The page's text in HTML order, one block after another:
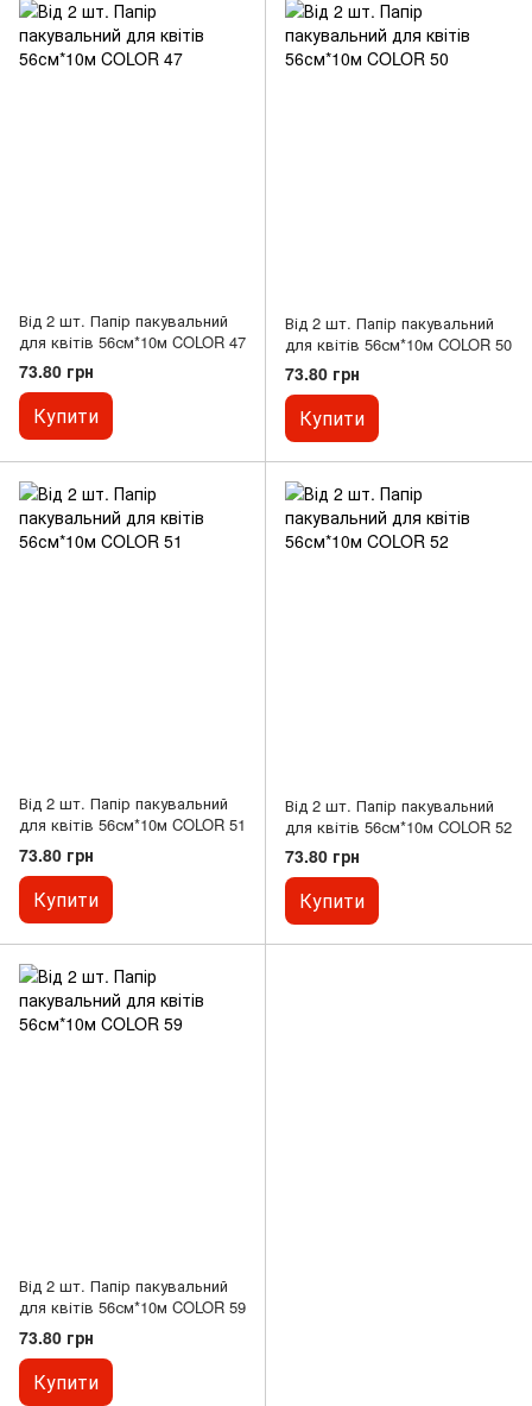
Від 2 шт. Папір пакувальний
для квітів 56см*10м COLOR 47
73.80 грн
Купити
Від 2 шт. Папір пакувальний
для квітів 56см*10м COLOR 50
73.80 грн
Купити
Від 2 шт. Папір пакувальний
для квітів 56см*10м COLOR 51
73.80 грн
Купити
Від 2 шт. Папір пакувальний
для квітів 56см*10м COLOR 52
73.80 грн
Купити
Від 2 шт. Папір пакувальний
для квітів 56см*10м COLOR 59
73.80 грн
Купити